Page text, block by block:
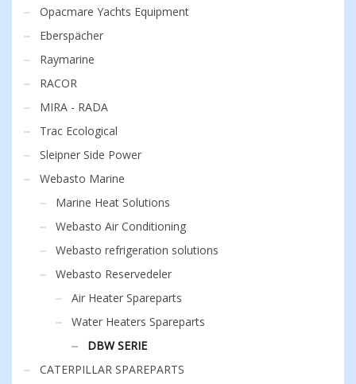
Opacmare Yachts Equipment
Eberspächer
Raymarine
RACOR
MIRA - RADA
Trac Ecological
Sleipner Side Power
Webasto Marine
Marine Heat Solutions
Webasto Air Conditioning
Webasto refrigeration solutions
Webasto Reservedeler
Air Heater Spareparts
Water Heaters Spareparts
DBW SERIE
CATERPILLAR SPAREPARTS